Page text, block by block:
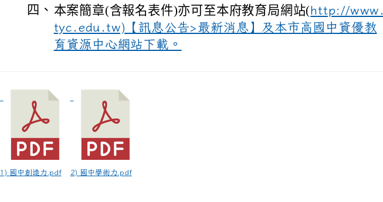
四、 本案簡章(含報名表件)亦可至本府教育局網站(http://www.
tyc.edu.tw)【訊息公告>最新消息】及本市高國中資優教
育資源中心網站下載。
1) 國中創造力.pdf 2) 國中學術力.pdf